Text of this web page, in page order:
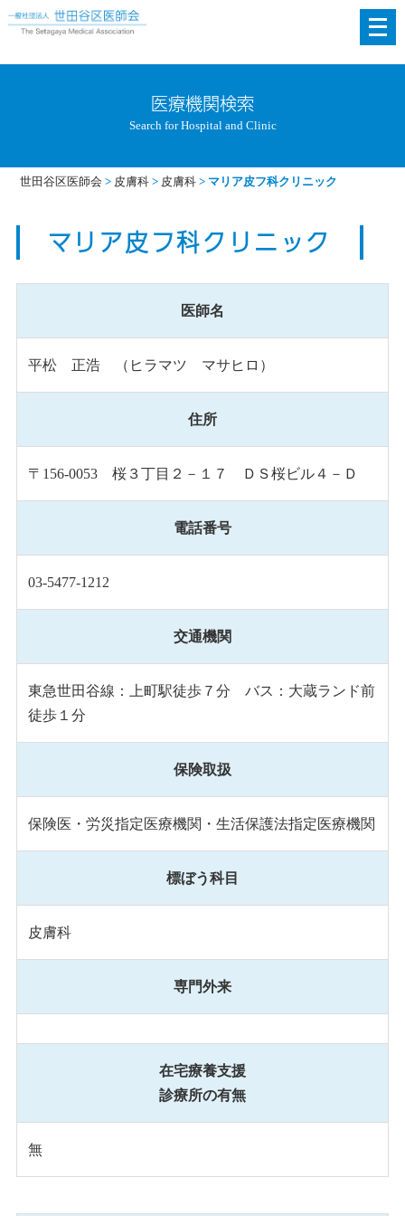
メ
ニ
く
医療機関検索
Search for Hospital and Clinic
世田谷区医師会 > 皮膚科 > 皮膚科 > マリア皮フ科クリニック
マリア皮フ科クリニック
医師名
平松 正浩 （ヒラマツ マサヒロ）
住所
〒156-0053 桜３丁目２－１７ ＤＳ桜ビル４－Ｄ
電話番号
03-5477-1212
交通機関
東急世田谷線：上町駅徒歩７分 バス：大蔵ランド前
徒歩１分
保険取扱
保険医・労災指定医療機関・生活保護法指定医療機関
標ぼう科目
皮膚科
専門外来
在宅療養支援
診療所の有無
無